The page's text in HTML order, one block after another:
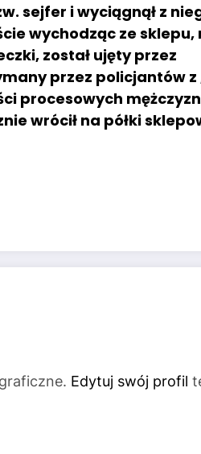
sejfer i wyciągnął z
wychodząc ze sklepu,
został ujęty przez
przez policjantów z
procesowych
wrócił na półki
Edytuj swój profil